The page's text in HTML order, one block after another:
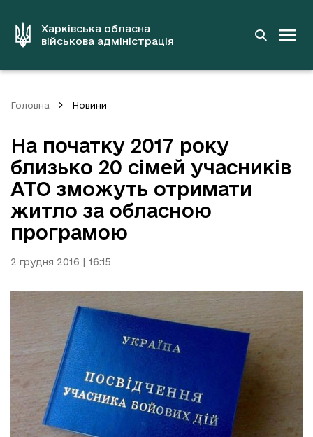
вмістуХарківська обласна
військова адміністрація
Головна Новини
На початку 2017 року
близько 20 сімей учасників
АТО зможуть отримати
житло за обласною
програмою
2 грудня 2016 | 16:15